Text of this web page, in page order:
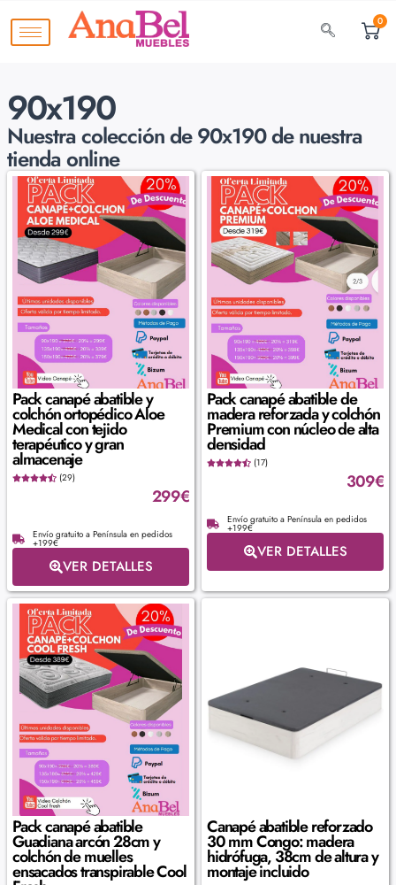
0
90x190
Nuestra colección de90x190 de nuestra
tienda online
Pack canapé abatible y
colchón ortopédico Aloe
Medical con tejido
terapéutico y gran
almacenaje
(29)
299€
Envío gratuito a Península en pedidos
+199€
VER DETALLES
Pack canapé abatible de
madera reforzada y colchón
Premium con núcleo de alta
densidad
(17)
309€
Envío gratuito a Península en pedidos
+199€
VER DETALLES
Pack canapé abatible
Guadiana arcón 28cm y
colchón de muelles
ensacados transpirable Cool
Canapé abatible reforzado
30 mm Congo: madera
hidrófuga, 38cm de altura y
montaje incluido